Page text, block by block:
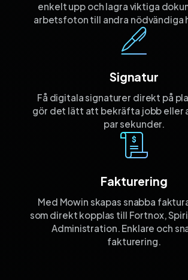
enkelt upp och lagra viktiga
arbetsfoton till andra nödvändiga
Signatur
Få digitala signaturer direkt på
gör det lätt att bekräfta jobb eller
par sekunder.
Fakturering
Med Mowin skapas snabba
som direkt kopplas till Fortnox,
Administration. Enklare och
fakturering.